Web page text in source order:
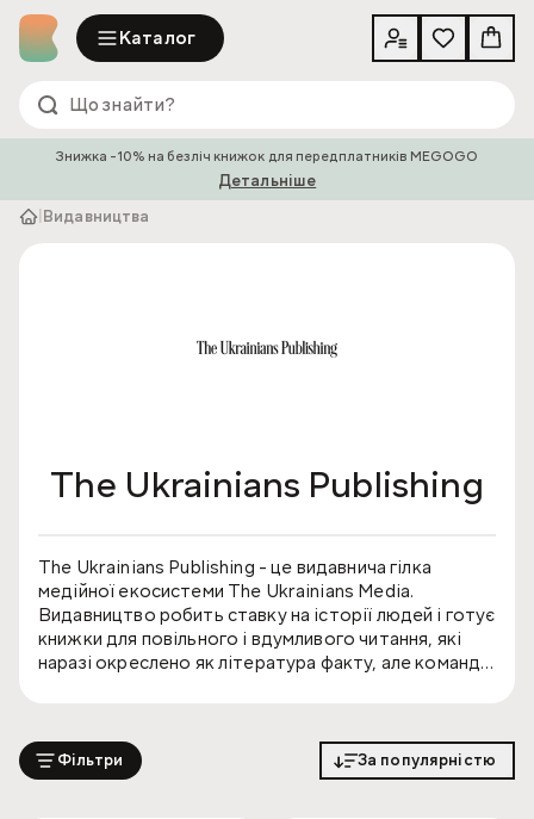
Каталог
Знижка -10% на безліч книжок для передплатників MEGOGO
Детальніше
Видавництва
The Ukrainians Publishing
The Ukrainians Publishing - це видавнича гілка
медійної екосистеми The Ukrainians Media.
Видавництво робить ставку на історії людей і готує
книжки для повільного і вдумливого читання, які
наразі окреслено як література факту, але команда
Фільтри За популярністю